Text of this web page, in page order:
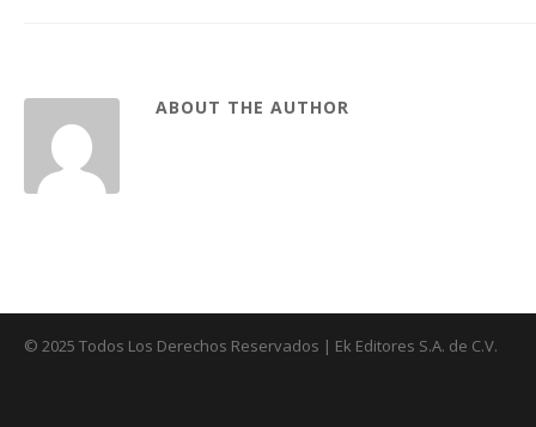
ABOUT THE AUTHOR
© 2025 Todos Los Derechos Reservados | Ek Editores S.A. de C.V.